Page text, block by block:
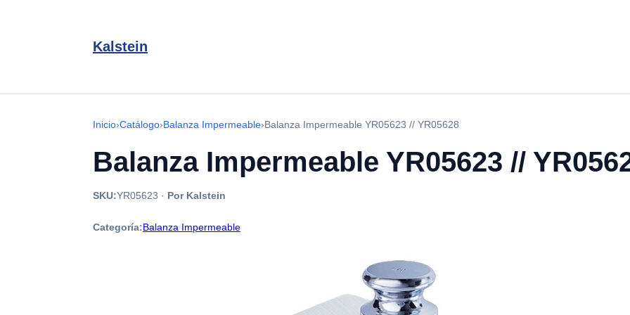
Kalstein
Inicio›Catálogo›Balanza Impermeable›Balanza Impermeable YR05623 // YR05628
Balanza Impermeable YR05623 //
SKU:YR05623 · Por Kalstein
Categoría:Balanza Impermeable